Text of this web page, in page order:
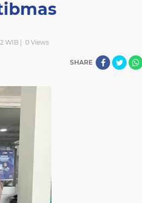
WIB | 0 Views
SHARE